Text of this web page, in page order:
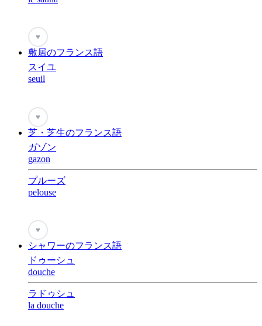
♥
敷居のフランス語
スイユ
seuil
♥
芝・芝生のフランス語
ガゾン
gazon
プルーズ
pelouse
♥
シャワーのフランス語
ドゥーシュ
douche
ラドゥシュ
la douche